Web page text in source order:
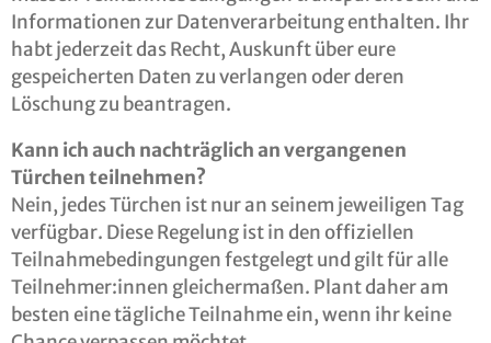
Informationen zur Datenverarbeitung enthalten. Ihr
habt jederzeit das Recht, Auskunft über eure
gespeicherten Daten zu verlangen oder deren
Löschung zu beantragen.
Kann ich auch nachträglich an vergangenen
Türchen teilnehmen?
Nein, jedes Türchen ist nur an seinem jeweiligen Tag
verfügbar. Diese Regelung ist in den offiziellen
Teilnahmebedingungen festgelegt und gilt für alle
Teilnehmer:innen gleichermaßen. Plant daher am
besten eine tägliche Teilnahme ein, wenn ihr keine